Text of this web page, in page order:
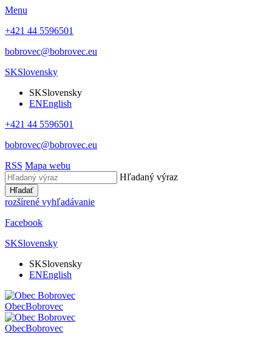
Menu
+421 44 5596501
bobrovec@bobrovec.eu
SKSlovensky
SKSlovensky
ENEnglish
+421 44 5596501
bobrovec@bobrovec.eu
RSS Mapa webu
Hľadaný výraz
Hľadať
rozšírené vyhľadávanie
Facebook
SKSlovensky
SKSlovensky
ENEnglish
ObecBobrovec
ObecBobrovec